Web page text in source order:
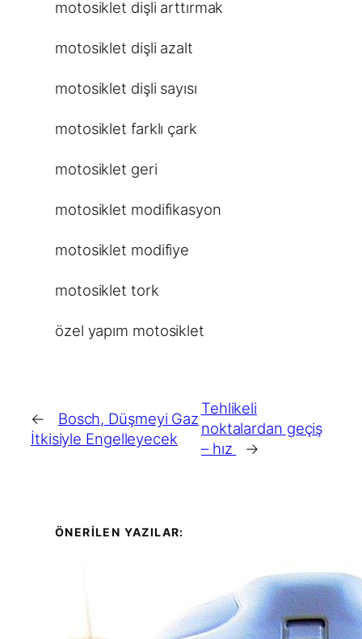
motosiklet dişli arttırmak
motosiklet dişli azalt
motosiklet dişli sayısı
motosiklet farklı çark
motosiklet geri
motosiklet modifikasyon
motosiklet modifiye
motosiklet tork
özel yapım motosiklet
←
Bosch, Düşmeyi Gaz
İtkisiyle Engelleyecek
Tehlikeli
noktalardan geçiş
– hız
→
ÖNERİLEN YAZILAR: